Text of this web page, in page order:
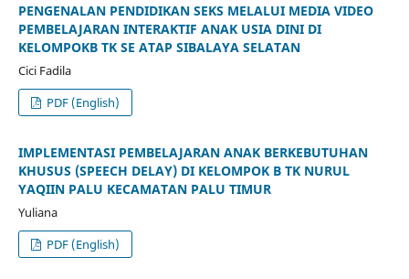
PENGENALAN PENDIDIKAN SEKS MELALUI MEDIA VIDEO
PEMBELAJARAN INTERAKTIF ANAK USIA DINI DI
KELOMPOKB TK SE ATAP SIBALAYA SELATAN
Cici Fadila
PDF (English)
IMPLEMENTASI PEMBELAJARAN ANAK BERKEBUTUHAN
KHUSUS (SPEECH DELAY) DI KELOMPOK B TK NURUL
YAQIIN PALU KECAMATAN PALU TIMUR
Yuliana
PDF (English)